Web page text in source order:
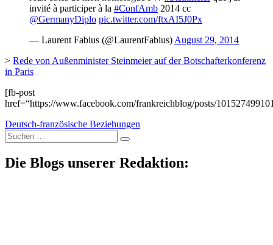
invité à participer à la #ConfAmb 2014 cc
@GermanyDiplo pic.twitter.com/ftxAI5J0Px
— Laurent Fabius (@LaurentFabius)August 29, 2014
> Rede von Außenminister Steinmeier auf der Botschafterkonferenz
in Paris
[fb-post
href=“https://www.facebook.com/frankreichblog/posts/
Deutsch-französische Beziehungen
Suche
nach:
Die Blogs unserer Redaktion: